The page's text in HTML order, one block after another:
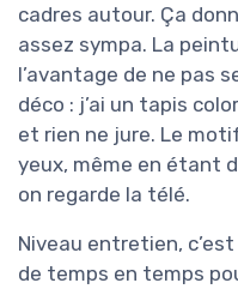
cadres autour. Ça
assez sympa. La
l’avantage de ne pas
déco : j’ai un tapis
et rien ne jure. Le
yeux, même en étant
on regarde la télé.
Niveau entretien,
de temps en temps